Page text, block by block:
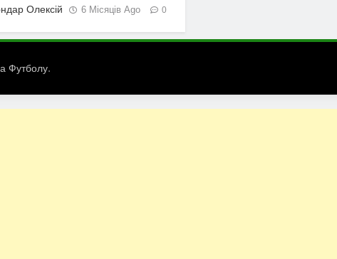
Олексій 6 Місяців Ago 0
Футболу.